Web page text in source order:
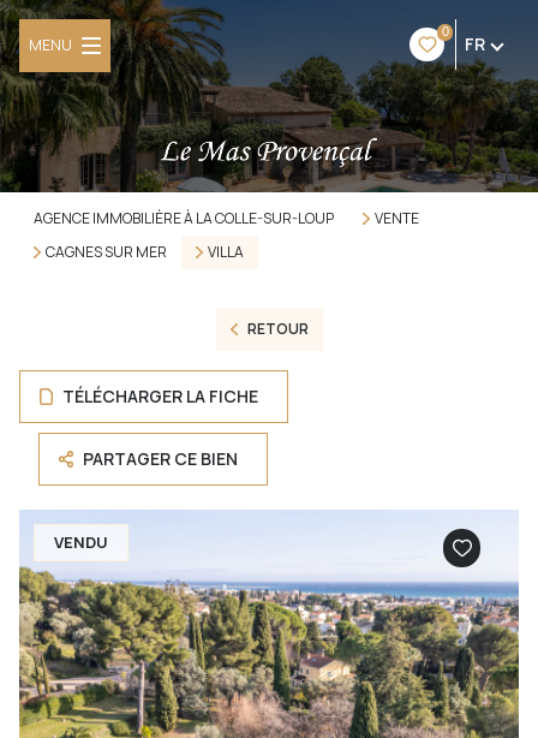
0
FR
MENU
AGENCE IMMOBILIÈRE À LA COLLE-SUR-LOUP
VENTE
CAGNES SUR MER
VILLA
RETOUR
TÉLÉCHARGER LA FICHE
PARTAGER CE BIEN
VENDU